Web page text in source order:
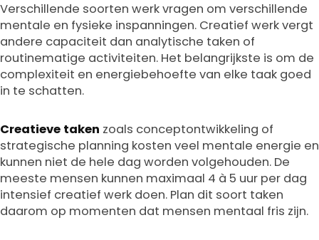
Verschillende soorten werk vragen om verschillende
mentale en fysieke inspanningen. Creatief werk vergt
andere capaciteit dan analytische taken of
routinematige activiteiten. Het belangrijkste is om de
complexiteit en energiebehoefte van elke taak goed
in te schatten.
Creatieve taken zoals conceptontwikkeling of
strategische planning kosten veel mentale energie en
kunnen niet de hele dag worden volgehouden. De
meeste mensen kunnen maximaal 4 à 5 uur per dag
intensief creatief werk doen. Plan dit soort taken
daarom op momenten dat mensen mentaal fris zijn.